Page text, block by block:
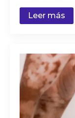
Leer más